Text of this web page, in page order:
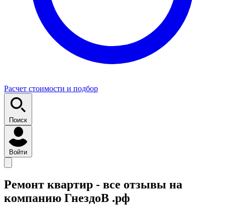
Расчет стоимости и подбор
Поиск
Войти
Ремонт квартир - все отзывы на
компанию ГнездоВ .рф